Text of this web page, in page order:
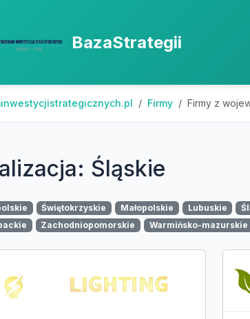
BazaStrategii
Firmy Firmy z
Śląskie
Świętokrzyskie Małopolskie Lubuskie
Zachodniopomorskie Warmińsko-mazurskie